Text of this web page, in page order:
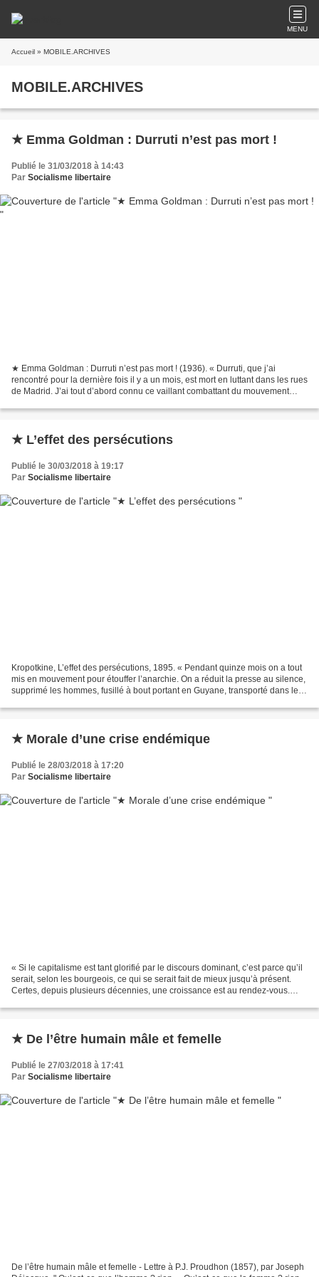
MENU
Accueil » MOBILE.ARCHIVES
MOBILE.ARCHIVES
★ Emma Goldman : Durruti n’est pas mort !
Publié le 31/03/2018 à 14:43
Par Socialisme libertaire
★ Emma Goldman : Durruti n’est pas mort ! (1936). « Durruti, que j’ai
rencontré pour la dernière fois il y a un mois, est mort en luttant dans les rues
de Madrid. J’ai tout d’abord connu ce vaillant combattant du mouvement
★ L’effet des persécutions
Publié le 30/03/2018 à 19:17
Par Socialisme libertaire
Kropotkine, L’effet des persécutions, 1895. « Pendant quinze mois on a tout
mis en mouvement pour étouffer l’anarchie. On a réduit la presse au silence,
supprimé les hommes, fusillé à bout portant en Guyane, transporté dans les
★ Morale d’une crise endémique
Publié le 28/03/2018 à 17:20
Par Socialisme libertaire
« Si le capitalisme est tant glorifié par le discours dominant, c’est parce qu’il
serait, selon les bourgeois, ce qui se serait fait de mieux jusqu’à présent.
Certes, depuis plusieurs décennies, une croissance est au rendez-vous.
★ De l’être humain mâle et femelle
Publié le 27/03/2018 à 17:41
Par Socialisme libertaire
De l’être humain mâle et femelle - Lettre à P.J. Proudhon (1857), par Joseph